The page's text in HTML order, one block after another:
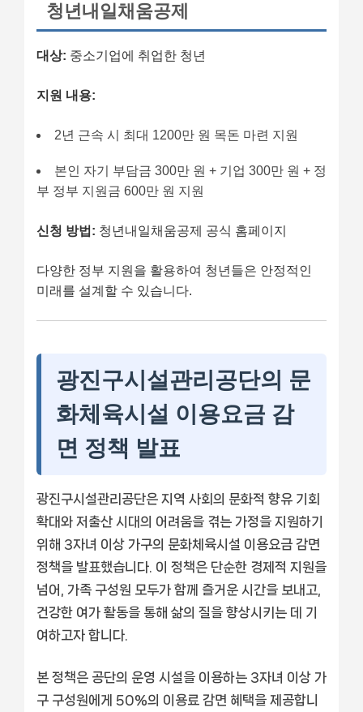
청년내일채움공제
대상: 중소기업에 취업한 청년
지원 내용:
2년 근속 시 최대 1200만 원 목돈 마련 지원
본인 자기 부담금 300만 원 + 기업 300만 원 + 정
부 정부 지원금 600만 원 지원
신청 방법: 청년내일채움공제 공식 홈페이지
다양한 정부 지원을 활용하여 청년들은 안정적인
미래를 설계할 수 있습니다.
광진구시설관리공단의 문
화체육시설 이용요금 감
면 정책 발표
광진구시설관리공단은 지역 사회의 문화적 향유 기회
확대와 저출산 시대의 어려움을 겪는 가정을 지원하기
위해 3자녀 이상 가구의 문화체육시설 이용요금 감면
정책을 발표했습니다. 이 정책은 단순한 경제적 지원을
넘어, 가족 구성원 모두가 함께 즐거운 시간을 보내고,
건강한 여가 활동을 통해 삶의 질을 향상시키는 데 기
여하고자 합니다.
본 정책은 공단의 운영 시설을 이용하는 3자녀 이상 가
구 구성원에게 50%의 이용료 감면 혜택을 제공합니